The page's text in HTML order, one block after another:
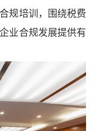
规培训，围绕税费
业合规发展提供有